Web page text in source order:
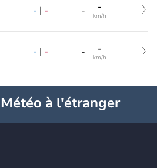
- | - - -
km/h
- | - - -
km/h
à l'étranger